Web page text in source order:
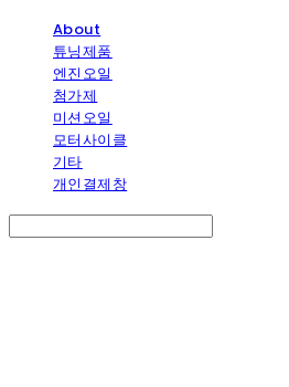
About
튜닝제품
엔진오일
첨가제
미션오일
모터사이클
기타
개인결제창